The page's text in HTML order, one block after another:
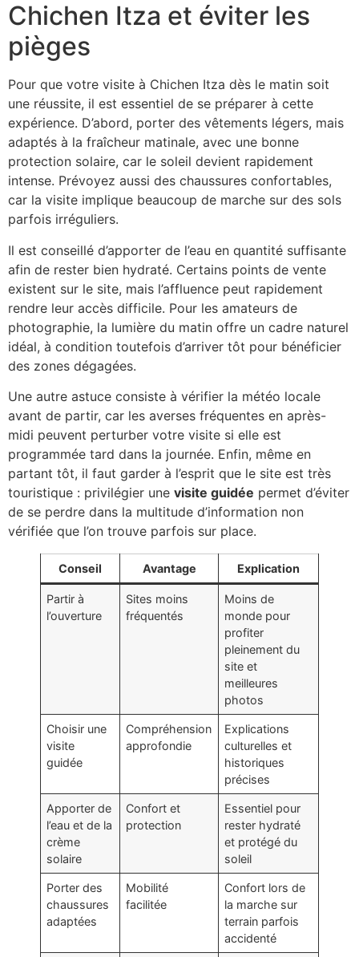
Chichen Itza et éviter les
pièges
Pour que votre visite à Chichen Itza dès le matin soit
une réussite, il est essentiel de se préparer à cette
expérience. D’abord, porter des vêtements légers, mais
adaptés à la fraîcheur matinale, avec une bonne
protection solaire, car le soleil devient rapidement
intense. Prévoyez aussi des chaussures confortables,
car la visite implique beaucoup de marche sur des sols
parfois irréguliers.
Il est conseillé d’apporter de l’eau en quantité suffisante
afin de rester bien hydraté. Certains points de vente
existent sur le site, mais l’affluence peut rapidement
rendre leur accès difficile. Pour les amateurs de
photographie, la lumière du matin offre un cadre naturel
idéal, à condition toutefois d’arriver tôt pour bénéficier
des zones dégagées.
Une autre astuce consiste à vérifier la météo locale
avant de partir, car les averses fréquentes en après-
midi peuvent perturber votre visite si elle est
programmée tard dans la journée. Enfin, même en
partant tôt, il faut garder à l’esprit que le site est très
touristique : privilégier une visite guidée permet d’éviter
de se perdre dans la multitude d’information non
vérifiée que l’on trouve parfois sur place.
Conseil Avantage Explication
Partir à
l’ouverture
Sites moins
fréquentés
Moins de
monde pour
profiter
pleinement du
site et
meilleures
photos
Choisir une
visite
guidée
Compréhension
approfondie
Explications
culturelles et
historiques
précises
Apporter de
l’eau et de la
crème
solaire
Confort et
protection
Essentiel pour
rester hydraté
et protégé du
soleil
Porter des
chaussures
adaptées
Mobilité
facilitée
Confort lors de
la marche sur
terrain parfois
accidenté